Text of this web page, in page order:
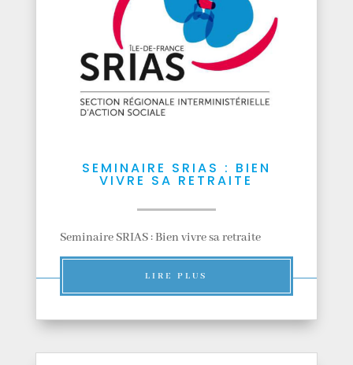
SEMINAIRE SRIAS : BIEN
VIVRE SA RETRAITE
Seminaire SRIAS : Bien vivre sa retraite
LIRE PLUS